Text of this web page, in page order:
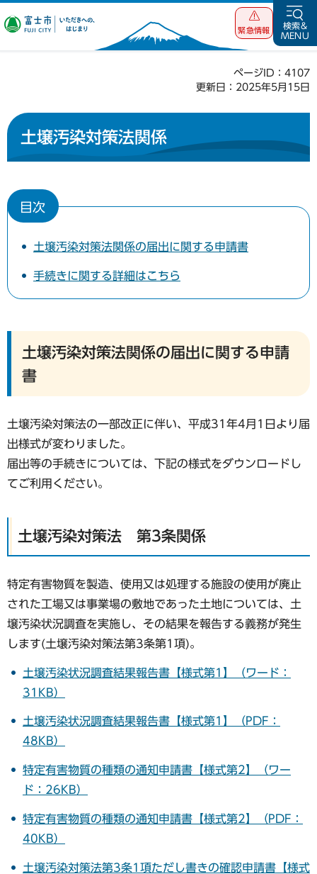
富士市 いただ
緊急情報
検索&
MENU
ページID：4107
更新日：2025年5月15日
土壌汚染対策法関係
目次
土壌汚染対策法関係の届出に関する申請書
手続きに関する詳細はこちら
土壌汚染対策法関係の届出に関する申請
書
土壌汚染対策法の一部改正に伴い、平成31年4月1日より届
出様式が変わりました。
届出等の手続きについては、下記の様式をダウンロードし
てご利用ください。
土壌汚染対策法 第3条関係
特定有害物質を製造、使用又は処理する施設の使用が廃止
された工場又は事業場の敷地であった土地については、土
壌汚染状況調査を実施し、その結果を報告する義務が発生
します(土壌汚染対策法第3条第1項)。
土壌汚染状況調査結果報告書【様式第1】（ワード：
31KB）
土壌汚染状況調査結果報告書【様式第1】（PDF：
48KB）
特定有害物質の種類の通知申請書【様式第2】（ワー
ド：26KB）
特定有害物質の種類の通知申請書【様式第2】（PDF：
40KB）
土壌汚染対策法第3条1項ただし書きの確認申請書【様式